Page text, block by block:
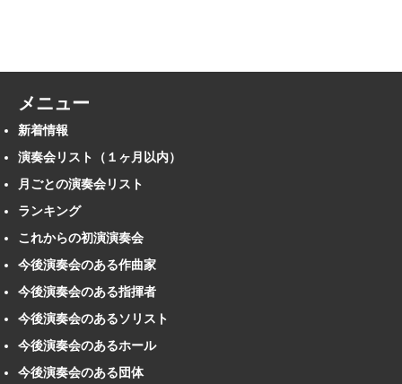
メニュー
新着情報
演奏会リスト（１ヶ月以内）
月ごとの演奏会リスト
ランキング
これからの初演演奏会
今後演奏会のある作曲家
今後演奏会のある指揮者
今後演奏会のあるソリスト
今後演奏会のあるホール
今後演奏会のある団体